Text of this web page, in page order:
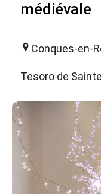
médiévale
Conques-en-
Tesoro de